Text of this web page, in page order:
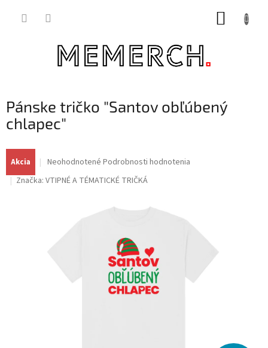
Pánske tričko "Santov obľúbený
chlapec"
Akcia
Priemerné
produktu
Neohodnotené Podrobnosti hodnotenia
Značka: VTIPNÉ A TÉMATICKÉ TRIČKÁ